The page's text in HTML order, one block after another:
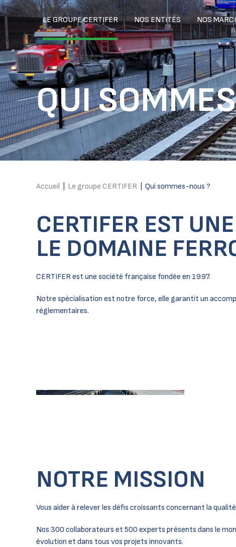
LE GROUPE CERTIFER NOS ENTITÉS NOS
QUI
Accueil Le groupe CERTIFER Qui sommes-nous ?
CERTIFER EST
LE DOMAINE
CERTIFER est une société française fondée en 1997.
Notre spécialisation est notre force, elle garantit un
réglementaires.
NOTRE MISSION
Vous aider à relever les défis croissants concernant la
Nos 300 collaborateurs et 500 experts présents dans le
évolution et dans tous vos projets innovants.